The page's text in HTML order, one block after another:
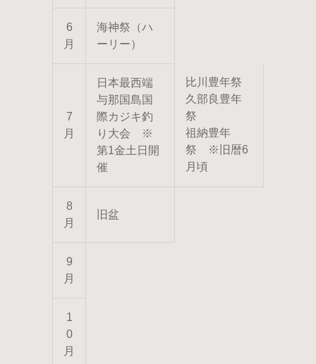
6
月
海神祭（ハ
ーリー）
7
月
日本最西端
与那国島国
際カジキ釣
り大会 ※
第1金土日開
催
比川豊年祭
久部良豊年
祭
祖納豊年
祭 ※旧暦6
月頃
8
月
旧盆
9
月
1
0
月